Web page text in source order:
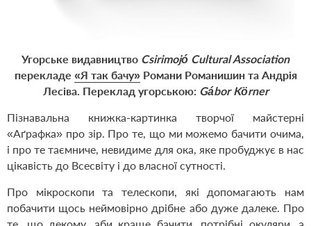
Угорське видавництво Csirimojó Cultural Association
перекладе «Я так бачу»Романи Романишин та Андрія
Лесіва. Переклад угорською: Gábor Körner
Пізнавальна книжка-картинка творчої майстерні
«Аґрафка» про зір. Про те, що ми можемо бачити очима,
і про те таємниче, невидиме для ока, яке пробуджує в нас
цікавість до Всесвіту і до власної сутності.
Про мікроскопи та телескопи, які допомагають нам
побачити щось неймовірно дрібне або дуже далеке. Про